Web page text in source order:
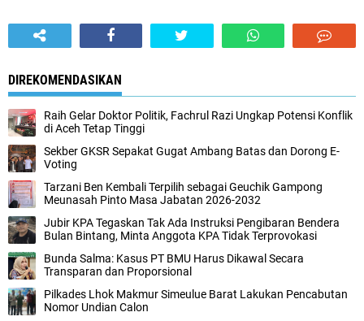
DIREKOMENDASIKAN
Raih Gelar Doktor Politik, Fachrul Razi Ungkap Potensi Konflik
di Aceh Tetap Tinggi
Sekber GKSR Sepakat Gugat Ambang Batas dan Dorong E-
Voting
Tarzani Ben Kembali Terpilih sebagai Geuchik Gampong
Meunasah Pinto Masa Jabatan 2026-2032
Jubir KPA Tegaskan Tak Ada Instruksi Pengibaran Bendera
Bulan Bintang, Minta Anggota KPA Tidak Terprovokasi
Bunda Salma: Kasus PT BMU Harus Dikawal Secara
Transparan dan Proporsional
Pilkades Lhok Makmur Simeulue Barat Lakukan Pencabutan
Nomor Undian Calon